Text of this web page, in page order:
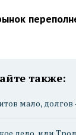
также:
мало,